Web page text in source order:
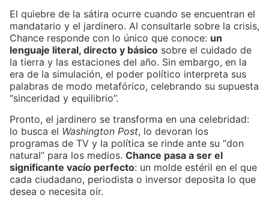
El quiebre de la sátira ocurre cuando se encuentran el
mandatario y el jardinero. Al consultarle sobre la crisis,
Chance responde con lo único que conoce: un
lenguaje literal, directo y básico sobre el cuidado de
la tierra y las estaciones del año. Sin embargo, en la
era de la simulación, el poder político interpreta sus
palabras de modo metafórico, celebrando su supuesta
“sinceridad y equilibrio”.
Pronto, el jardinero se transforma en una celebridad:
lo busca el Washington Post, lo devoran los
programas de TV y la política se rinde ante su “don
natural” para los medios. Chance pasa a ser el
significante vacío perfecto: un molde estéril en el que
cada ciudadano, periodista o inversor deposita lo que
desea o necesita oír.